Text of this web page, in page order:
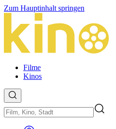
Zum Hauptinhalt springen
Filme
Kinos